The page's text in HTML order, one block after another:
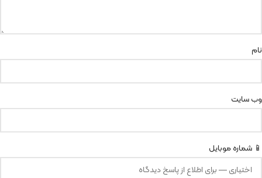
نام
وب‌ سایت
📱 شماره موبایل